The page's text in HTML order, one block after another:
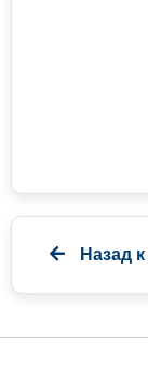
Назад к